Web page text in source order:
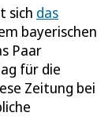
sich das
bayerischen
Paar
für die
Zeitung bei